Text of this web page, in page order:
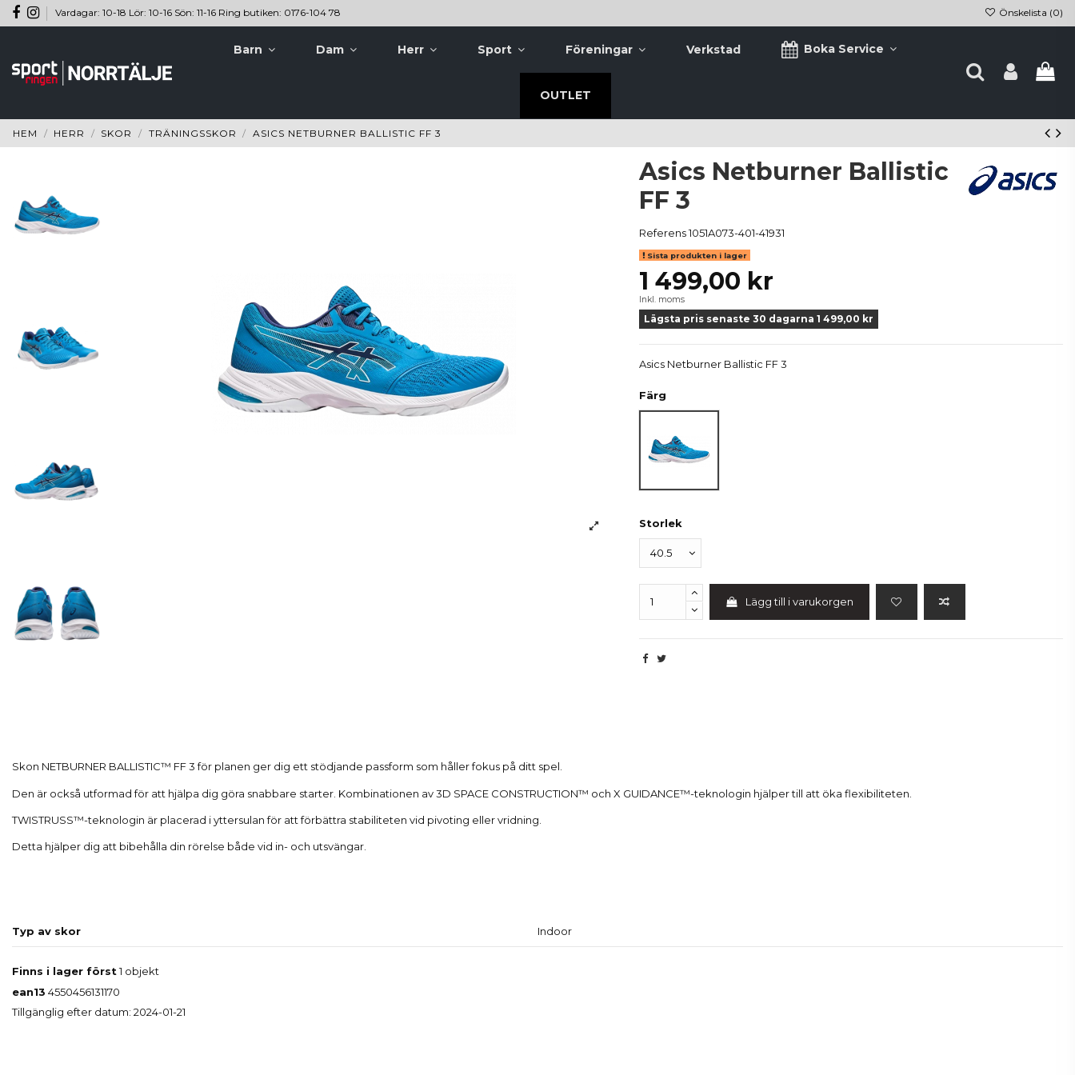
Vardagar: 10-18 Lör: 10-16 Sön: 11-16 Ring butiken: 0176-104 78 Önskelista (0)
Barn Dam Herr Sport Föreningar Verkstad Boka Service
OUTLET
HEM HERR SKOR TRÄNINGSSKOR ASICS NETBURNER BALLISTIC FF 3
Asics Netburner Ballistic
FF 3
Referens1051A073-401-41931
Sista produkten i lager
1 499,00 kr
Inkl. moms
Lägsta pris senaste 30 dagarna 1 499,00 kr
Asics Netburner Ballistic FF 3
Färg
Storlek
Lägg till i varukorgen
Skon NETBURNER BALLISTIC™ FF 3 för planen ger dig ett stödjande passform som håller fokus på ditt spel.
Den är också utformad för att hjälpa dig göra snabbare starter. Kombinationen av 3D SPACE CONSTRUCTION™ och X GUIDANCE™-teknologin hjälper till att öka flexibiliteten.
TWISTRUSS™-teknologin är placerad i yttersulan för att förbättra stabiliteten vid pivoting eller vridning.
Detta hjälper dig att bibehålla din rörelse både vid in- och utsvängar.
Typ av skor Indoor
Finns i lager först1 objekt
ean13 4550456131170
Tillgänglig efter datum: 2024-01-21